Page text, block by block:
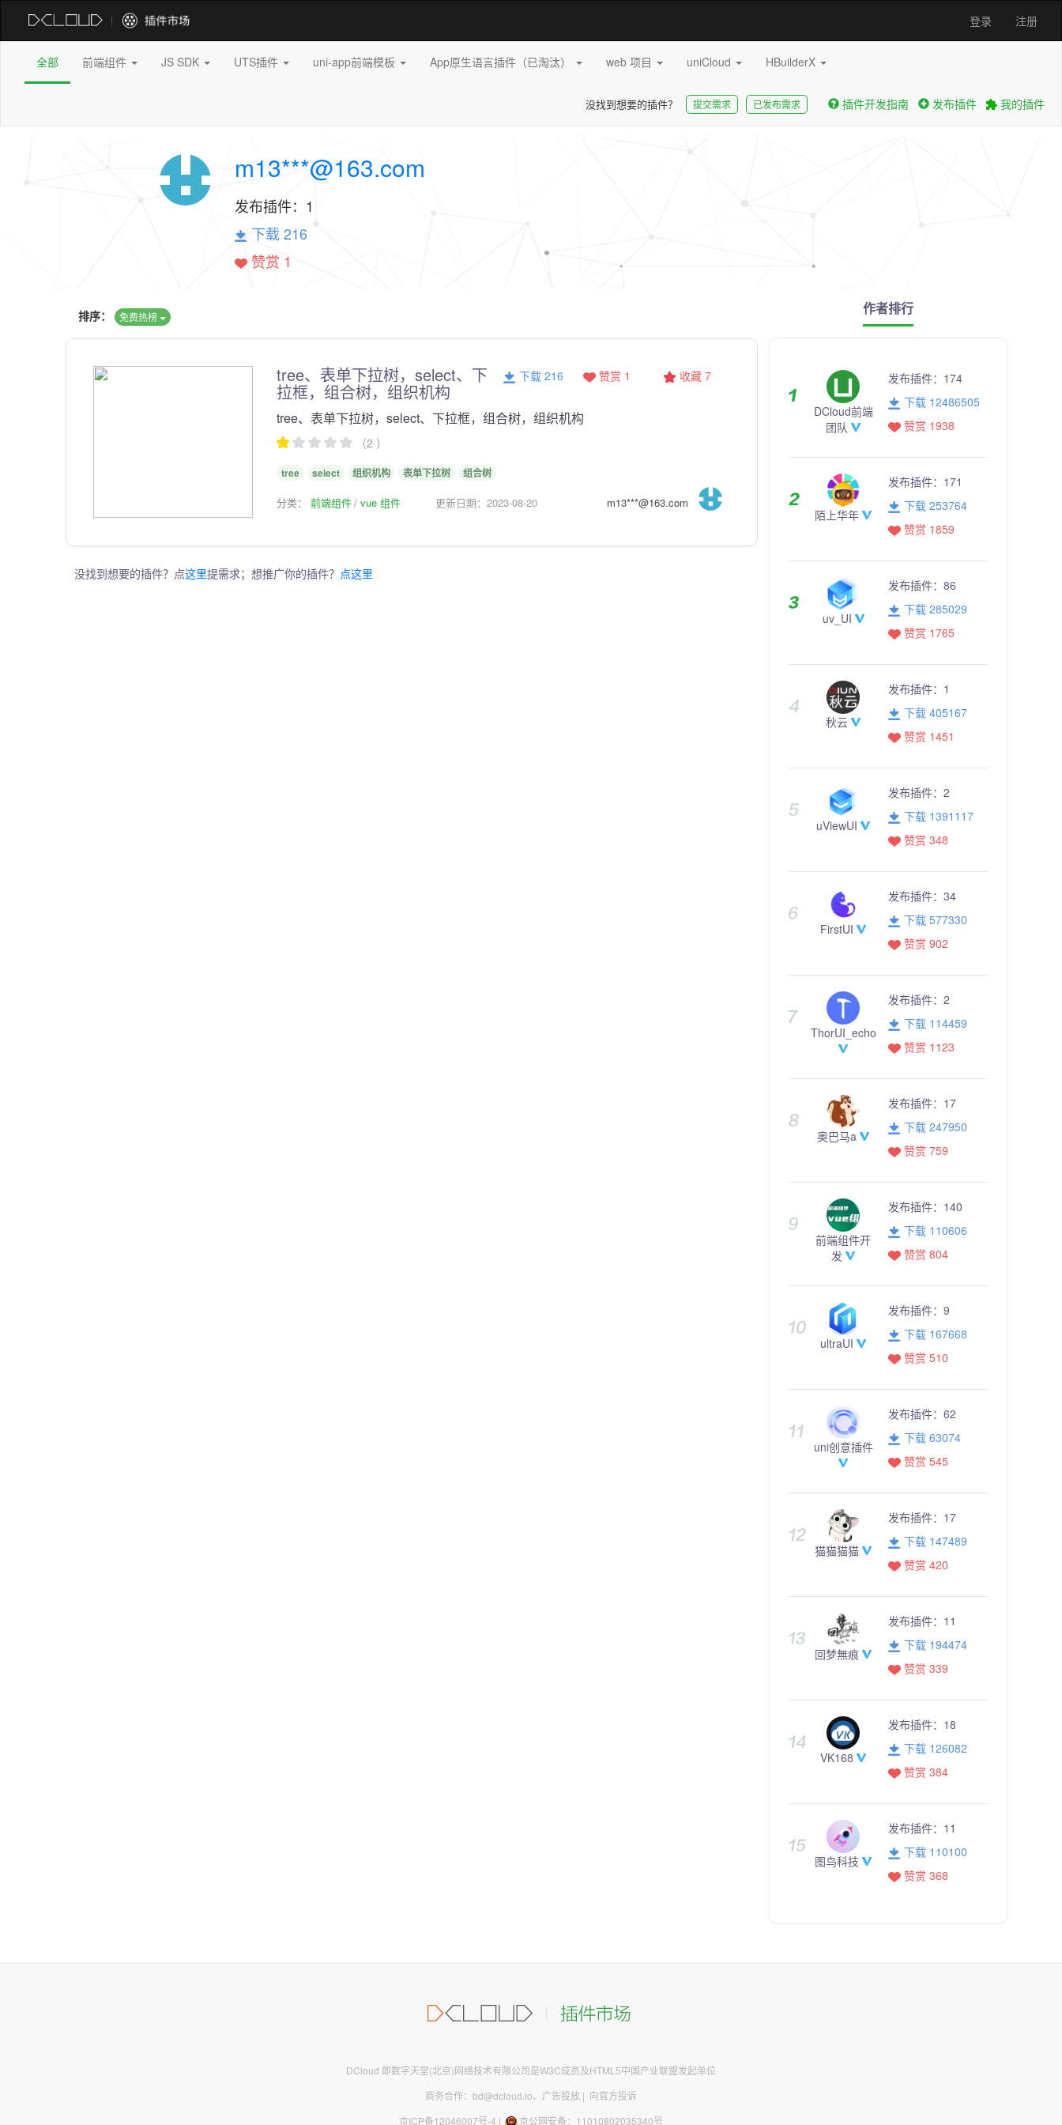
登录 注册
全部 前端组件 JS SDK UTS插件 uni-app前端模板 App原生语言插件（已淘汰） web 项目 uniCloud HBuilderX
没找到想要的插件？ 提交需求 已发布需求 插件开发指南 发布插件 我的插件
m13***@163.com
发布插件： 1
下载 216
赞赏 1
排序： 免费热榜
tree、表单下拉树，select、下
拉框，组合树，组织机构
收藏 7
赞赏 1
下载 216
tree、表单下拉树，select、下拉框，组合树，组织机构
（2 ）
tree select 组织机构 表单下拉树 组合树
分类： 前端组件 vue 组件 更新日期：2023-08-20 m13***@163.com
没找到想要的插件？点这里提需求；想推广你的插件？ 点这里
作者排行
DCloud前端
团队
发布插件： 174
下载 12486505
赞赏 1938
陌上华年
发布插件： 171
下载 253764
赞赏 1859
uv_UI
发布插件： 86
下载 285029
赞赏 1765
秋云
发布插件： 1
下载 405167
赞赏 1451
uViewUI
发布插件： 2
下载 1391117
赞赏 348
FirstUI
发布插件： 34
下载 577330
赞赏 902
ThorUI_echo
发布插件： 2
下载 114459
赞赏 1123
奥巴马a
发布插件： 17
下载 247950
赞赏 759
前端组件开
发
发布插件： 140
下载 110606
赞赏 804
ultraUI
发布插件： 9
下载 167668
赞赏 510
uni创意插件
发布插件： 62
下载 63074
赞赏 545
猫猫猫猫
发布插件： 17
下载 147489
赞赏 420
回梦無痕
发布插件： 11
下载 194474
赞赏 339
VK168
发布插件： 18
下载 126082
赞赏 384
图鸟科技
发布插件： 11
下载 110100
赞赏 368
DCloud 即数字天堂(北京)网络技术有限公司是W3C成员及HTML5中国产业联盟发起单位
商务合作：bd@dcloud.io、 广告投放 | 向官方投诉
京ICP备12046007号-4 | 京公网安备：11010802035340号